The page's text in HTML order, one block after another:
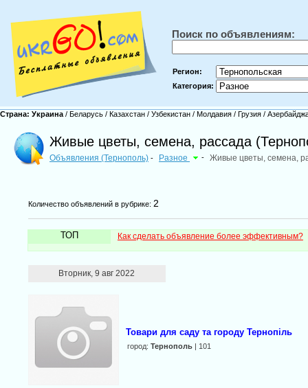
Поиск по объявлениям:
Регион:
Категория:
Страна: Украина / Беларусь / Казахстан / Узбекистан / Молдавия / Грузия /
Живые цветы, семена, рассада
Объявления (Тернополь) - Разное - Живые цветы, семена,
Количество объявлений в рубрике: 2
ТОП Как сделать объявление более эффективным?
Вторник, 9 авг 2022
Товари для саду та городу Тернопіль
город: Тернополь| 101